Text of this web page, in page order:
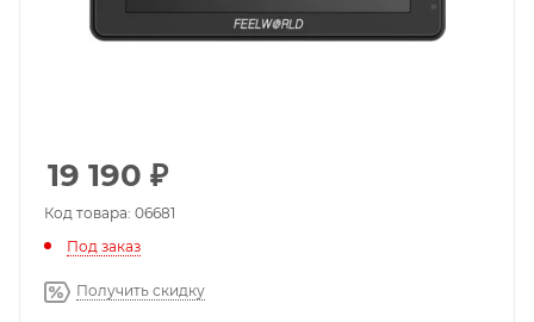
19 190 ₽
Код товара: 06681
Под заказ
Получить скидку